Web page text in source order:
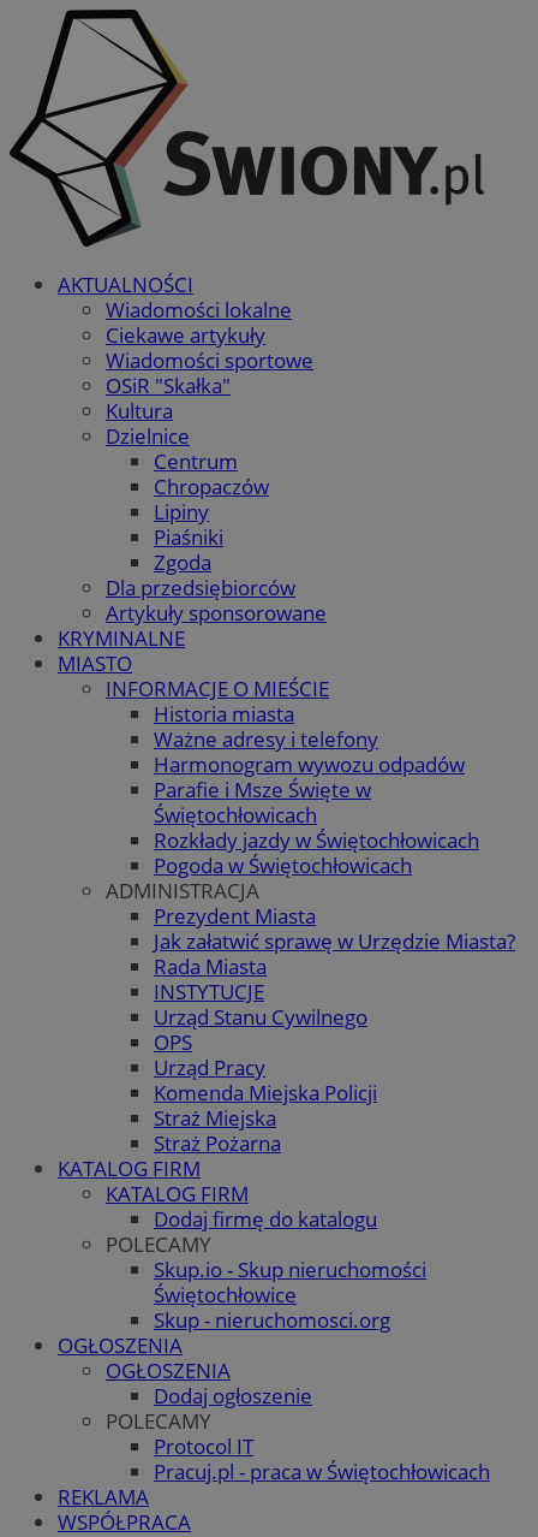
AKTUALNOŚCI
Wiadomości lokalne
Ciekawe artykuły
Wiadomości sportowe
OSiR "Skałka"
Kultura
Dzielnice
Centrum
Chropaczów
Lipiny
Piaśniki
Zgoda
Dla przedsiębiorców
Artykuły sponsorowane
KRYMINALNE
MIASTO
INFORMACJE O MIEŚCIE
Historia miasta
Ważne adresy i telefony
Harmonogram wywozu odpadów
Parafie i Msze Święte w
Świętochłowicach
Rozkłady jazdy w Świętochłowicach
Pogoda w Świętochłowicach
ADMINISTRACJA
Prezydent Miasta
Jak załatwić sprawę w Urzędzie Miasta?
Rada Miasta
INSTYTUCJE
Urząd Stanu Cywilnego
OPS
Urząd Pracy
Komenda Miejska Policji
Straż Miejska
Straż Pożarna
KATALOG FIRM
KATALOG FIRM
Dodaj firmę do katalogu
POLECAMY
Skup.io - Skup nieruchomości
Świętochłowice
Skup - nieruchomosci.org
OGŁOSZENIA
OGŁOSZENIA
Dodaj ogłoszenie
POLECAMY
Protocol IT
Pracuj.pl - praca w Świętochłowicach
REKLAMA
WSPÓŁPRACA